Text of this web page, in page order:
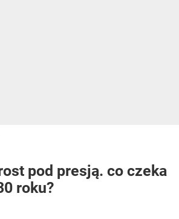
pod presją. co czeka
roku?